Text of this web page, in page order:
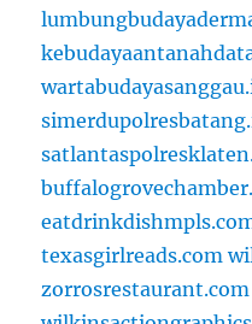
texasgirlreads.com
zorrosrestaurant.com